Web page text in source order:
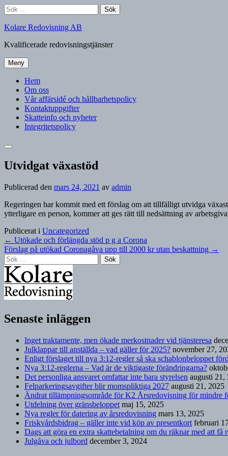
Hoppa
till
innehåll
Sök
efter:
Kolare Redovisning AB
Kvalificerade redovisningstjänster
Meny
Hem
Om oss
Vår affärsidé och hållbarhetspolicy
Kontaktuppgifter
Skatteinfo och nyheter
Integritetspolicy
Sök
Utvidgat växastöd
Publicerad den mars 24, 2021 av admin
Regeringen har kommit med ett förslag om att tillfälligt utvidga
ytterligare en person, kommer att ges rätt till nedsättning av
Publicerat i Uncategorized
Inläggsnavigering
← Utökade och förlängda stöd p g a Corona
Förslag på utökad Coronagåva upp till 2000 kr utan beskattning →
Sök
efter:
Senaste inläggen
Inget traktamente, men ökade merkostnader vid tjänsteresa
Julklappar till anställda – vad gäller för 2025? november 27,
Enligt förslaget till nya 3:12-regler så ska schablonbeloppet
Nya 3:12-reglerna – Vad är de viktigaste förändringarna?
Det personliga ansvaret omfattar inte bara styrelsen augusti 21,
Felparkeringsavgifter blir momspliktiga 2027 augusti 21, 2025
Ändrat tillämpningsområde för K2 Årsredovisning för mindre
Utdelning över gränsbeloppet maj 15, 2025
Nya regler för datering av årsredovisning mars 13, 2025
Friskvårdsbidrag – gäller inte vid köp av presentkort februari
Dags att göra en extra skattebetalning om du räknar med att få
Julgåva och julbord december 3, 2024
Nödvändiga
Dessa kakor
välja bort. De
hemsidan
över huvud
taget ska
fungera.
Statistik
För att vi ska
kunna
förbättra
hemsidans
funktionalitet